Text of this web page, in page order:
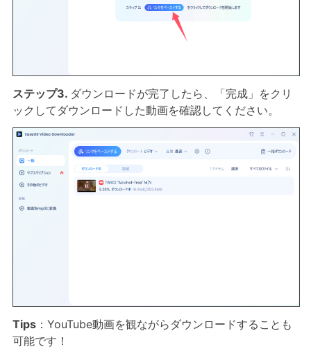
ステップ3. ダウンロードが完了したら、「完成」をクリ
ックしてダウンロードした動画を確認してください。
Tips：YouTube動画を観ながらダウンロードすることも
可能です！